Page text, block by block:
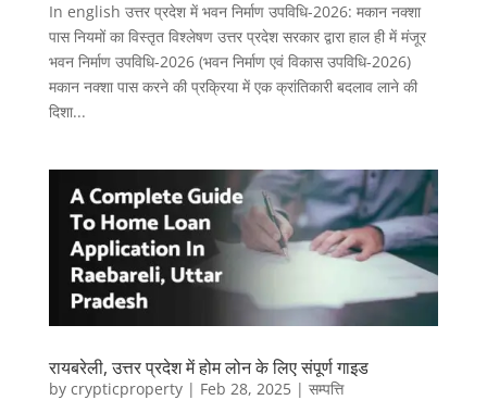
In english उत्तर प्रदेश में भवन निर्माण उपविधि-2026: मकान नक्शा
पास नियमों का विस्तृत विश्लेषण उत्तर प्रदेश सरकार द्वारा हाल ही में मंजूर
भवन निर्माण उपविधि-2026 (भवन निर्माण एवं विकास उपविधि-2026)
मकान नक्शा पास करने की प्रक्रिया में एक क्रांतिकारी बदलाव लाने की
दिशा...
रायबरेली, उत्तर प्रदेश में होम लोन के लिए संपूर्ण गाइड
by crypticproperty| Feb 28, 2025| सम्पत्ति